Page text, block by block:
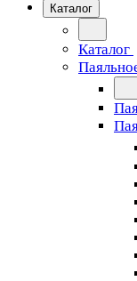
Каталог
Каталог